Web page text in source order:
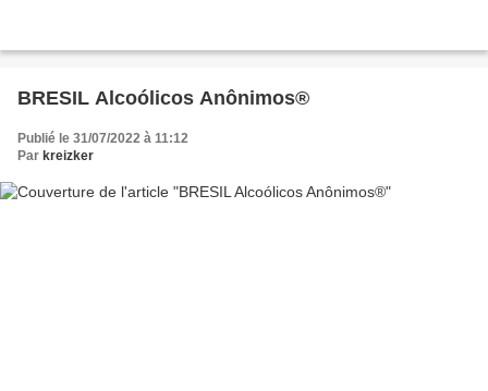
BRESIL Alcoólicos Anônimos®
Publié le 31/07/2022 à 11:12
Par kreizker